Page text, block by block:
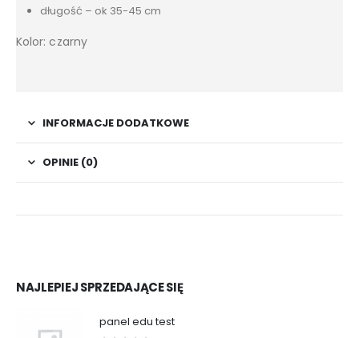
długość – ok 35-45 cm
Kolor: czarny
INFORMACJE DODATKOWE
OPINIE (0)
NAJLEPIEJ SPRZEDAJĄCE SIĘ
panel edu test